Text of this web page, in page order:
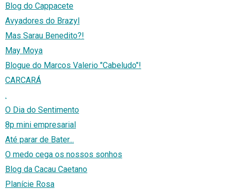
Blog do Cappacete
Avyadores do Brazyl
Mas Sarau Benedito?!
May Moya
Blogue do Marcos Valerio "Cabeludo"!
CARCARÁ
.
O Dia do Sentimento
8p mini empresarial
Até parar de Bater...
O medo cega os nossos sonhos
Blog da Cacau Caetano
Planície Rosa